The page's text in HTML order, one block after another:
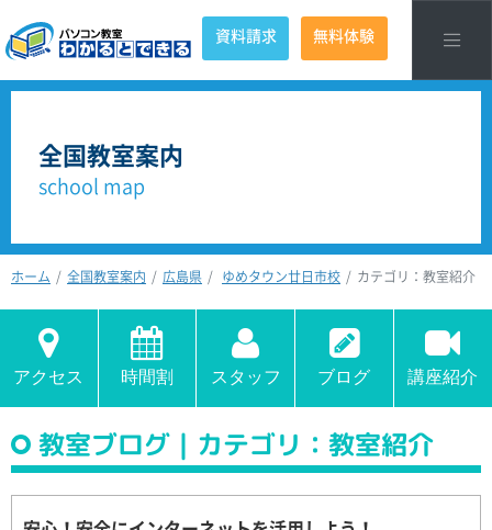
資料請求 無料体験
全国教室案内
school map
ホーム 全国教室案内 広島県 ゆめタウン廿日市校 カテゴリ：教室紹介
アクセス 時間割 スタッフ ブログ 講座紹介
教室ブログ｜カテゴリ：教室紹介